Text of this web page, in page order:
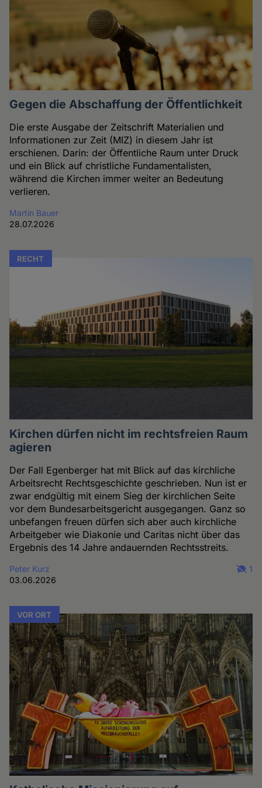
Gegen die Abschaffung der Öffentlichkeit
Die erste Ausgabe der Zeitschrift Materialien und
Informationen zur Zeit (MIZ) in diesem Jahr ist
erschienen. Darin: der Öffentliche Raum unter Druck
und ein Blick auf christliche Fundamentalisten,
während die Kirchen immer weiter an Bedeutung
verlieren.
Martin Bauer
28.07.2026
RECHT
Kirchen dürfen nicht im rechtsfreien Raum
agieren
Der Fall Egenberger hat mit Blick auf das kirchliche
Arbeitsrecht Rechtsgeschichte geschrieben. Nun ist er
zwar endgültig mit einem Sieg der kirchlichen Seite
vor dem Bundesarbeitsgericht ausgegangen. Ganz so
unbefangen freuen dürfen sich aber auch kirchliche
Arbeitgeber wie Diakonie und Caritas nicht über das
Ergebnis des 14 Jahre andauernden Rechtsstreits.
Peter Kurz
03.06.2026
1
VOR ORT